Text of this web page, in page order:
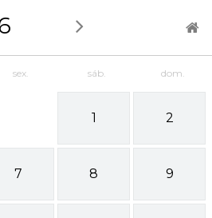
sex. sáb. dom.
1 2
7 8 9